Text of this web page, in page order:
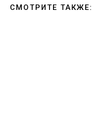
СМОТРИТЕ ТАКЖЕ: